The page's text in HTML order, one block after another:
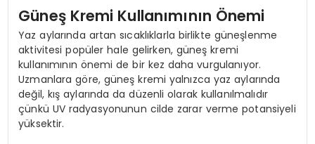
Güneş Kremi Kullanımının Önemi
Yaz aylarında artan sıcaklıklarla birlikte güneşlenme
aktivitesi popüler hale gelirken, güneş kremi
kullanımının önemi de bir kez daha vurgulanıyor.
Uzmanlara göre, güneş kremi yalnızca yaz aylarında
değil, kış aylarında da düzenli olarak kullanılmalıdır
çünkü UV radyasyonunun cilde zarar verme potansiyeli
yüksektir.